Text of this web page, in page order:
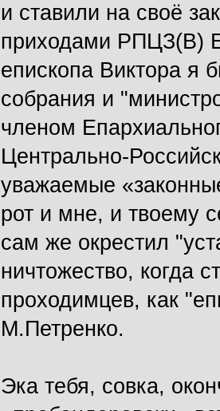
и ставили на своё
приходами РПЦЗ(В)
епископа Виктора я
собрания и
членом
Центрально-
уважаемые
рот и мне, и твоему
сам же окрестил
ничтожество, когда
проходимцев, как
М.Петренко.
Эка тебя, совка,